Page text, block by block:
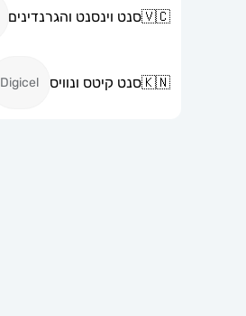
🇻🇨סנט וינסנט והגרנדינים
🇰🇳סנט קיטס ונוויס Digicel